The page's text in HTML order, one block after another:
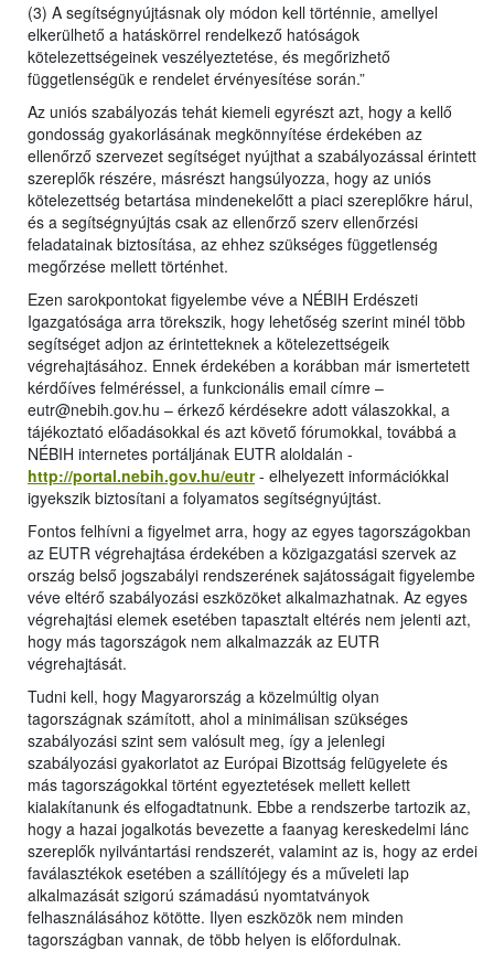
(3) A segítségnyújtásnak oly módon kell történnie, amellyel
elkerülhető a hatáskörrel rendelkező hatóságok
kötelezettségeinek veszélyeztetése, és megőrizhető
függetlenségük e rendelet érvényesítése során.”
Az uniós szabályozás tehát kiemeli egyrészt azt, hogy a kellő
gondosság gyakorlásának megkönnyítése érdekében az
ellenőrző szervezet segítséget nyújthat a szabályozással érintett
szereplők részére, másrészt hangsúlyozza, hogy az uniós
kötelezettség betartása mindenekelőtt a piaci szereplőkre hárul,
és a segítségnyújtás csak az ellenőrző szerv ellenőrzési
feladatainak biztosítása, az ehhez szükséges függetlenség
megőrzése mellett történhet.
Ezen sarokpontokat figyelembe véve a NÉBIH Erdészeti
Igazgatósága arra törekszik, hogy lehetőség szerint minél több
segítséget adjon az érintetteknek a kötelezettségeik
végrehajtásához. Ennek érdekében a korábban már ismertetett
kérdőíves felméréssel, a funkcionális email címre –
eutr@nebih.gov.hu – érkező kérdésekre adott válaszokkal, a
tájékoztató előadásokkal és azt követő fórumokkal, továbbá a
NÉBIH internetes portáljának EUTR aloldalán -
http://portal.nebih.gov.hu/eutr- elhelyezett információkkal
igyekszik biztosítani a folyamatos segítségnyújtást.
Fontos felhívni a figyelmet arra, hogy az egyes tagországokban
az EUTR végrehajtása érdekében a közigazgatási szervek az
ország belső jogszabályi rendszerének sajátosságait figyelembe
véve eltérő szabályozási eszközöket alkalmazhatnak. Az egyes
végrehajtási elemek esetében tapasztalt eltérés nem jelenti azt,
hogy más tagországok nem alkalmazzák az EUTR
végrehajtását.
Tudni kell, hogy Magyarország a közelmúltig olyan
tagországnak számított, ahol a minimálisan szükséges
szabályozási szint sem valósult meg, így a jelenlegi
szabályozási gyakorlatot az Európai Bizottság felügyelete és
más tagországokkal történt egyeztetések mellett kellett
kialakítanunk és elfogadtatnunk. Ebbe a rendszerbe tartozik az,
hogy a hazai jogalkotás bevezette a faanyag kereskedelmi lánc
szereplők nyilvántartási rendszerét, valamint az is, hogy az erdei
faválasztékok esetében a szállítójegy és a műveleti lap
alkalmazását szigorú számadású nyomtatványok
felhasználásához kötötte. Ilyen eszközök nem minden
tagországban vannak, de több helyen is előfordulnak.